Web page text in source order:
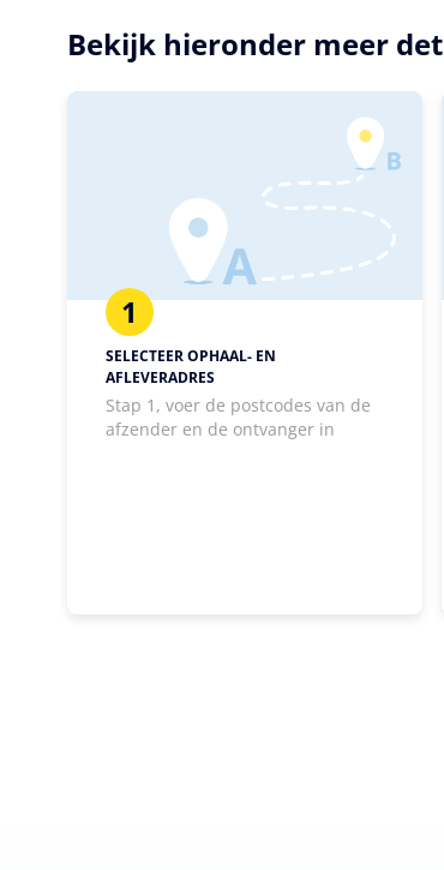
Bekijk hieronder meer
1
SELECTEER OPHAAL- EN
AFLEVERADRES
Stap 1, voer de postcodes van de
afzender en de ontvanger in